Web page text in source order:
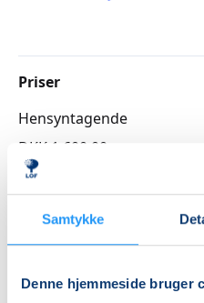
Samtykke
Denne hjemmeside bruger
Priser
Hensyntagende
DKK 1.600,00
Info
Nummer
Første mødegang